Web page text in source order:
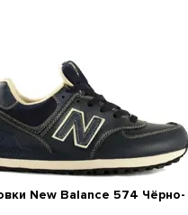
New Balance 574 Чёрно-